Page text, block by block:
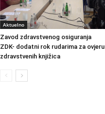
Aktuelno
Zavod zdravstvenog osiguranja
ZDK- dodatni rok rudarima za ovjeru
zdravstvenih knjižica